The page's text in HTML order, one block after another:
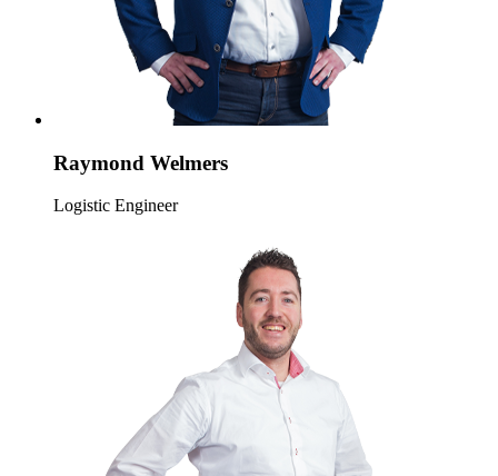
Raymond Welmers
Logistic Engineer